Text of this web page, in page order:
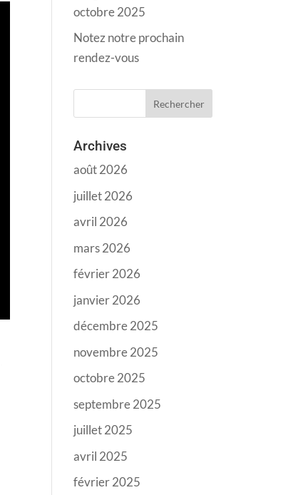
octobre 2025
Notez notre prochain
rendez-vous
Archives
août 2026
juillet 2026
avril 2026
mars 2026
février 2026
janvier 2026
décembre 2025
novembre 2025
octobre 2025
septembre 2025
juillet 2025
avril 2025
février 2025